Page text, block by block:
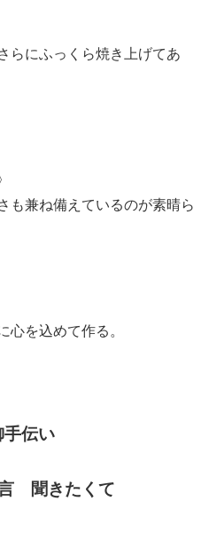
らにふっくら焼き上げてあ
も兼ね備えているのが素晴ら
心を込めて作る。
伝い
言 聞きたくて